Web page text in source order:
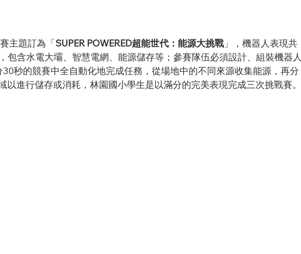
主題訂為「
SUPER POWERED超能世代：能源大挑戰」，機器人表現共
包含水電大壩、智慧電網、能源儲存等；參賽隊伍必須設計、組裝機器人
秒的競賽中全自動化地完成任務，從場地中的不同來源收集能源，再分
以進行儲存或消耗，林園國小學生是以滿分的完美表現完成三次挑戰賽。